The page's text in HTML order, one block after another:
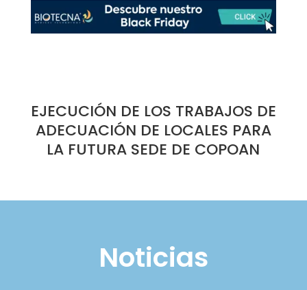
EJECUCIÓN DE LOS TRABAJOS DE
ADECUACIÓN DE LOCALES PARA
LA FUTURA SEDE DE COPOAN
Noticias